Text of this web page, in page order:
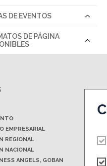
DE EVENTOS
DE PÁGINA
EMPRESARIAL
REGIONAL
NACIONAL
ANGELS, GOBAN